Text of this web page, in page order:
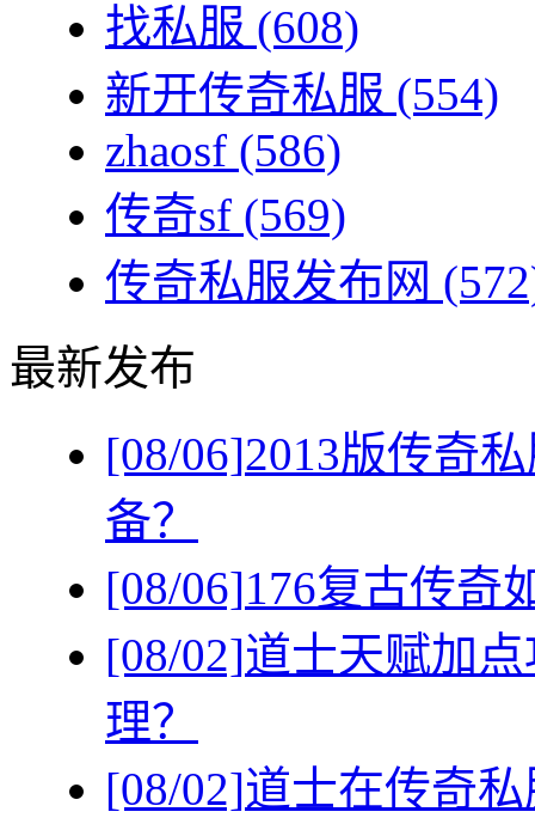
找私服 (608)
新开传奇私服 (554)
zhaosf (586)
传奇sf (569)
传奇私服发布网
最新发布
[08/06]2013版传奇
备？
[08/06]176复古传奇
[08/02]道士天赋加
理？
[08/02]道士在传奇